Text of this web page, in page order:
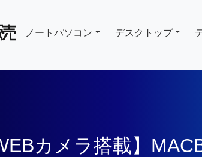
ノートパソコン デスクトップ
カメラ搭載】